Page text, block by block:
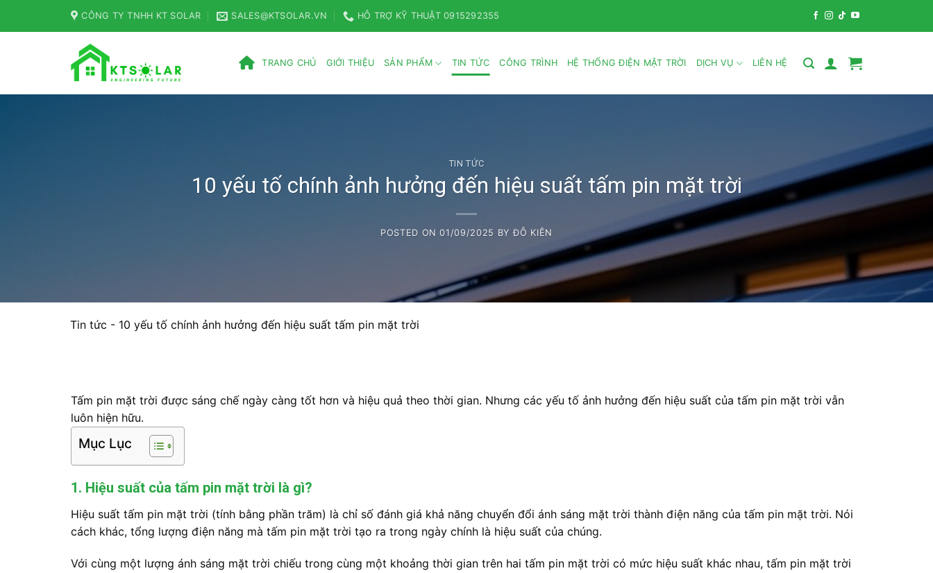
CÔNG TY TNHH KT SOLAR SALES@KTSOLAR.VN HỖ TRỢ KỸ THUẬT 0915292355
TRANG CHỦ GIỚI THIỆU SẢN PHẨM TIN TỨC CÔNG TRÌNH HỆ THỐNG ĐIỆN MẶT TRỜI DỊCH VỤ LIÊN HỆ
TIN TỨC
10 yếu tố chính ảnh hưởng đến hiệu suất tấm pin mặt trời
POSTED ON01/09/2025 BYĐỖ KIÊN
Tin tức - 10 yếu tố chính ảnh hưởng đến hiệu suất tấm pin mặt trời
Tấm pin mặt trời được sáng chế ngày càng tốt hơn và hiệu quả theo thời gian. Nhưng các yếu tố ảnh hưởng đến hiệu suất của tấm pin mặt trời vẫn
luôn hiện hữu.
Mục Lục
1. Hiệu suất của tấm pin mặt trời là gì?
Hiệu suất tấm pin mặt trời (tính bằng phần trăm) là chỉ số đánh giá khả năng chuyển đổi ánh sáng mặt trời thành điện năng của tấm pin mặt trời. Nói
cách khác, tổng lượng điện năng mà tấm pin mặt trời tạo ra trong ngày chính là hiệu suất của chúng.
Với cùng một lượng ánh sáng mặt trời chiếu trong cùng một khoảng thời gian trên hai tấm pin mặt trời có mức hiệu suất khác nhau, tấm pin mặt trời